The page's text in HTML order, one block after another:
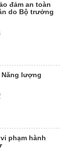
đảm an toàn
do Bộ trưởng
Năng lượng
phạm hành